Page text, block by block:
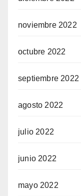
noviembre 2022
octubre 2022
septiembre 2022
agosto 2022
julio 2022
junio 2022
mayo 2022